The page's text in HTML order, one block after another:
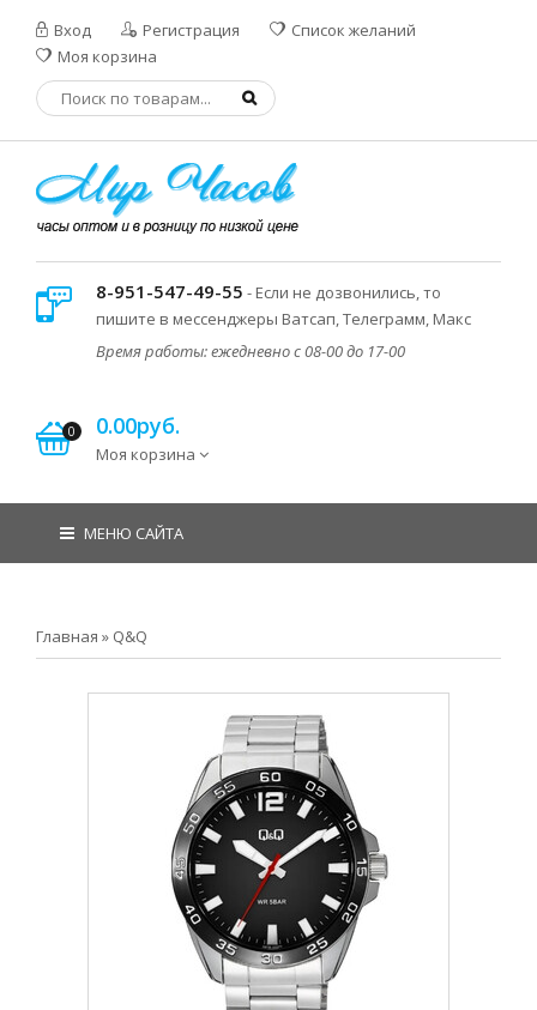
Вход Регистрация
Список желаний
Моя корзина
8-951-547-49-55 - Если не дозвонились, то
пишите в мессенджеры Ватсап, Телеграмм, Макс
Время работы: ежедневно с 08-00 до 17-00
0 0.00руб.
Моя корзина
МЕНЮ САЙТА
Главная » Q&Q